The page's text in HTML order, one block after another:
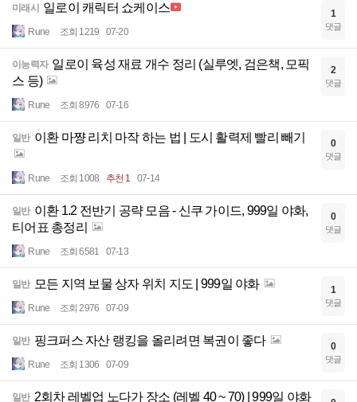
미래시 일로이 캐릭터 쇼케이스
Rune 조회 1219 07-20
1
댓글
이능력자 일로이 육성 재료 개수 정리 (실루엣, 검은책, 모픽
스 등)
Rune 조회 8976 07-16
2
댓글
일반 이환 마쨩 리치 마작 하는 법 | 도시 활력제 빨리 빼기
Rune 조회 1008 추천 1 07-14
0
댓글
일반 이환 1.2 전반기 공략 모음 - 신쿠 가이드, 999일 야화,
티어표 총정리
Rune 조회 6581 07-13
0
댓글
일반 모든 지역 보물 상자 위치 지도 | 999일 야화
Rune 조회 2976 07-09
1
댓글
일반 핑크퍼스 자산 랭킹을 올리려면 복권이 좋다
Rune 조회 1306 07-09
0
댓글
일반 2회차 레벨업 노다가 장소 (레벨 40 ~ 70) | 999일 야화